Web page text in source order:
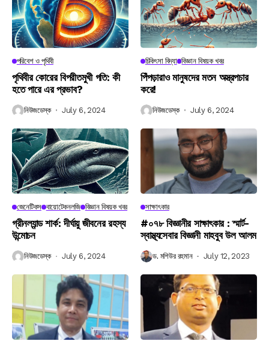
পরিবেশ ও পৃথিবী
পৃথিবীর কোরের বিপরীতমুখী গতি: কী
হতে পারে এর প্রভাব?
নিউজডেস্ক July 6, 2024
চিকিৎসা বিদ্যা বিজ্ঞান বিষয়ক খবর
পিঁপড়ারাও মানুষদের মতন অস্ত্রপচার
করে!
নিউজডেস্ক July 6, 2024
জেনেটিকস বায়োটেকনলজি বিজ্ঞান বিষয়ক খবর
গ্রীনল্যান্ড শার্ক: দীর্ঘায়ু জীবনের রহস্য
উন্মোচন
নিউজডেস্ক July 6, 2024
সাক্ষাৎকার
#০৭৮ বিজ্ঞানীর সাক্ষাৎকার : স্মার্ট-
স্বাস্থ্যসেবার বিজ্ঞানী মাহবুব উল আলম
ড. মশিউর রহমান July 12, 2023